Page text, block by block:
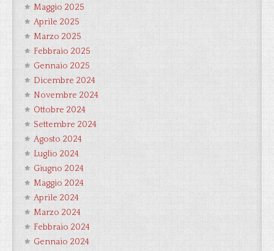
Maggio 2025
Aprile 2025
Marzo 2025
Febbraio 2025
Gennaio 2025
Dicembre 2024
Novembre 2024
Ottobre 2024
Settembre 2024
Agosto 2024
Luglio 2024
Giugno 2024
Maggio 2024
Aprile 2024
Marzo 2024
Febbraio 2024
Gennaio 2024